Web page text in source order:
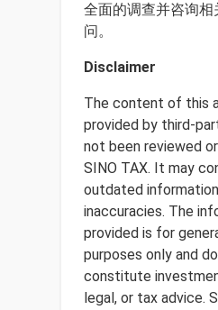
全面的调查并咨询
问。
Disclaimer
The content of this
provided by third-
not been reviewed
SINO TAX. It may
outdated
inaccuracies. The
provided is for
purposes only and
constitute
legal, or tax advice.